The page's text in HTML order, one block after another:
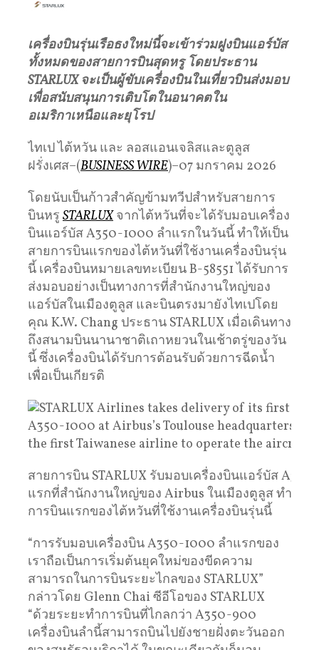
เครื่องบินรุ่นเรือธงใหม่นี้จะเข้าร่วมฝูงบินแอร์บัส
ทั้งหมดของสายการบินสุดหรู โดยประธาน
STARLUXจะเป็นผู้ขับเครื่องบินในเที่ยวบินส่งมอบ
เพื่อสนับสนุนการเติบโตในอนาคตใน
อเมริกาเหนือและยุโรป
ไทเป ไต้หวัน และ ลอสแอนเจลิสและตูลูส
ฝรั่งเศส–(BUSINESS WIRE)–07 มกราคม 2026
โดยนับเป็นก้าวสำคัญข้ามทวีปสำหรับสายการ
บินหรู STARLUXจากไต้หวันที่จะได้รับมอบเครื่อง
บินแอร์บัส A350-1000 ลำแรกในวันนี้ ทำให้เป็น
สายการบินแรกของไต้หวันที่ใช้งานเครื่องบินรุ่น
นี้ เครื่องบินหมายเลขทะเบียน B-58551 ได้รับการ
ส่งมอบอย่างเป็นทางการที่สำนักงานใหญ่ของ
แอร์บัสในเมืองตูลูส และบินตรงมายังไทเปโดย
คุณ K.W. Chang ประธาน STARLUX เมื่อเดินทาง
ถึงสนามบินนานาชาติเถาหยวนในเช้าตรู่ของวัน
นี้ ซึ่งเครื่องบินได้รับการต้อนรับด้วยการฉีดน้ำ
เพื่อเป็นเกียรติ
สายการบิน STARLUX รับมอบเครื่องบินแอร์บัส
แรกที่สำนักงานใหญ่ของ Airbus ในเมืองตูลูส ทำให้เ
การบินแรกของไต้หวันที่ใช้งานเครื่องบินรุ่นนี้
“การรับมอบเครื่องบิน A350-1000 ลำแรกของ
เราถือเป็นการเริ่มต้นยุคใหม่ของขีดความ
สามารถในการบินระยะไกลของ STARLUX”
กล่าวโดย Glenn Chai ซีอีโอของ STARLUX
“ด้วยระยะทำการบินที่ไกลกว่า A350-900
เครื่องบินลำนี้สามารถบินไปยังชายฝั่งตะวันออก